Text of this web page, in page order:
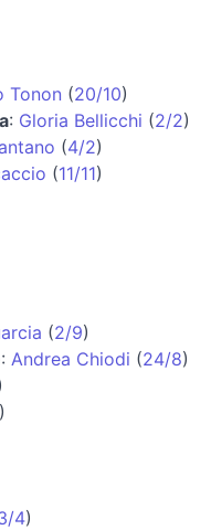
Tonon (20/10)
: Gloria Bellicchi (2/2)
(4/2)
(11/11)
(2/9)
: Andrea Chiodi (24/8)
)
4)